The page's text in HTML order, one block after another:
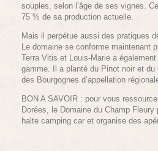
souples, selon l’âge de ses vignes.
75 % de sa production actuelle.
Mais il perpétue aussi des pratiques
Le domaine se conforme maintenant
Terra Vitis et Louis-Marie a
gamme. Il a planté du Pinot noir et du
des Bourgognes d’appellation
BON A SAVOIR : pour vous
Dorées, le Domaine du Champ
halte camping car et organise des